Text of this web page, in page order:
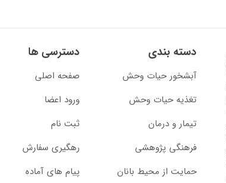
دسته بندی
آبشخور حیات وحش
تغذیه حیات وحش
تیمار و درمان
فرهنگی پژوهشی
حمایت از محیط بانان
دسترسی ها
صفحه اصلی
ورود اعضا
ثبت نام
رهگیری سفارش
پیام های آماده